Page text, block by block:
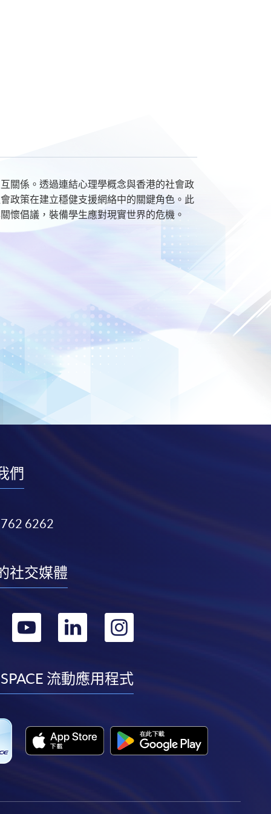
關係。透過連結心理學概念與香港的社會政
政策在建立穩健支援網絡中的關鍵角色。此
懷倡議，裝備學生應對現實世界的危機。
們
6262
社交媒體
轉
youtube
轉
linkedin
轉
instagram
流動應用程式